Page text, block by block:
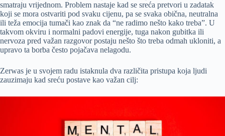
smatraju vrijednom. Problem nastaje kad se sreća pretvori u zadatak
koji se mora ostvariti pod svaku cijenu, pa se svaka obična, neutralna
ili teža emocija tumači kao znak da “ne radimo nešto kako treba”. U
takvom okviru i normalni padovi energije, tuga nakon gubitka ili
nervoza pred važan razgovor postaju nešto što treba odmah ukloniti, a
upravo ta borba često pojačava nelagodu.
Zerwas je u svojem radu istaknula dva različita pristupa koja ljudi
zauzimaju kad sreću postave kao važan cilj: